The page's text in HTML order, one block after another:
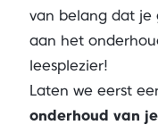
van belang dat je
aan het
leesplezier!
Laten we eerst
onderhoud van